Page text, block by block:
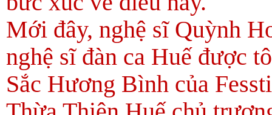
Mới đây, nghệ sĩ Quỳnh
nghệ sĩ đàn ca Huế được
Sắc Hương Bình của